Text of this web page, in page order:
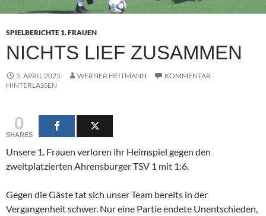
SPIELBERICHTE 1. FRAUEN
NICHTS LIEF ZUSAMMEN
5. APRIL 2025 WERNER HEITMANN
KOMMENTAR
HINTERLASSEN
0
SHARES
Unsere 1. Frauen verloren ihr Heimspiel gegen den
zweitplatzierten Ahrensburger TSV 1 mit 1:6.
Gegen die Gäste tat sich unser Team bereits in der
Vergangenheit schwer. Nur eine Partie endete Unentschieden,